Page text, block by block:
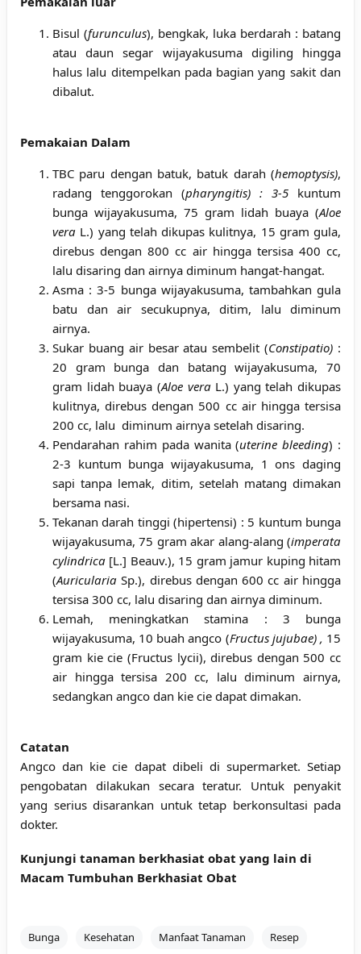
Bisul (furunculus), bengkak, luka berdarah : batang
atau daun segar wijayakusuma digiling hingga
halus lalu ditempelkan pada bagian yang sakit dan
dibalut.
Pemakaian Dalam
TBC paru dengan batuk, batuk darah (hemoptysis),
radang tenggorokan (pharyngitis) : 3-5 kuntum
bunga wijayakusuma, 75 gram lidah buaya (Aloe
vera L.) yang telah dikupas kulitnya, 15 gram gula,
direbus dengan 800 cc air hingga tersisa 400 cc,
lalu disaring dan airnya diminum hangat-hangat.
Asma : 3-5 bunga wijayakusuma, tambahkan gula
batu dan air secukupnya, ditim, lalu diminum
airnya.
Sukar buang air besar atau sembelit (Constipatio) :
20 gram bunga dan batang wijayakusuma, 70
gram lidah buaya (Aloe veraL.) yang telah dikupas
kulitnya, direbus dengan 500 cc air hingga tersisa
200 cc, lalu diminum airnya setelah disaring.
Pendarahan rahim pada wanita (uterine bleeding) :
2-3 kuntum bunga wijayakusuma, 1 ons daging
sapi tanpa lemak, ditim, setelah matang dimakan
bersama nasi.
Tekanan darah tinggi (hipertensi) : 5 kuntum bunga
wijayakusuma, 75 gram akar alang-alang (imperata
cylindrica [L.] Beauv.), 15 gram jamur kuping hitam
(AuriculariaSp.), direbus dengan 600 cc air hingga
tersisa 300 cc, lalu disaring dan airnya diminum.
Lemah, meningkatkan stamina : 3 bunga
wijayakusuma, 10 buah angco (Fructus jujubae) , 15
gram kie cie (Fructus lycii), direbus dengan 500 cc
air hingga tersisa 200 cc, lalu diminum airnya,
sedangkan angco dan kie cie dapat dimakan.
Catatan
Angco dan kie cie dapat dibeli di supermarket. Setiap
pengobatan dilakukan secara teratur. Untuk penyakit
yang serius disarankan untuk tetap berkonsultasi pada
dokter.
Kunjungi tanaman berkhasiat obat yang lain di
Macam Tumbuhan Berkhasiat Obat
Bunga Kesehatan Manfaat Tanaman Resep